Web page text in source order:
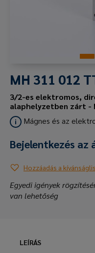
MH 311 012
3/2-es elektromos,
alaphelyzetben zárt -
Mágnes és az
Bejelentkezés az
Hozzáadás a
Egyedi igények
van lehetőség
LEÍRÁS